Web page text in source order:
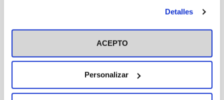
en el botón "Personalizar". Para más información puedes
visitar nuestra Política de Cookies
Detalles
ACEPTO
Personalizar
Derecho por la misma Universidad. Profesor del
Sevilla (Historia de la Comunicación Social e
Introducción a la redacción). Profesor invitado en la
UNESP (Universidad Estadual Paulista, Sao Paulo,
Brasil); en la Universidad Austral de Chile y en la
Universidad de la Frontera en Chile. Actualmente
dirige la revista NEXUS editada por el Consejo Social